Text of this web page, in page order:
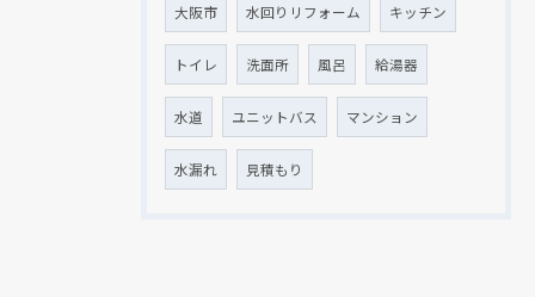
大阪市 水回りリフォーム キッチン
トイレ 洗面所 風呂 給湯器
水道 ユニットバス マンション
水漏れ 見積もり